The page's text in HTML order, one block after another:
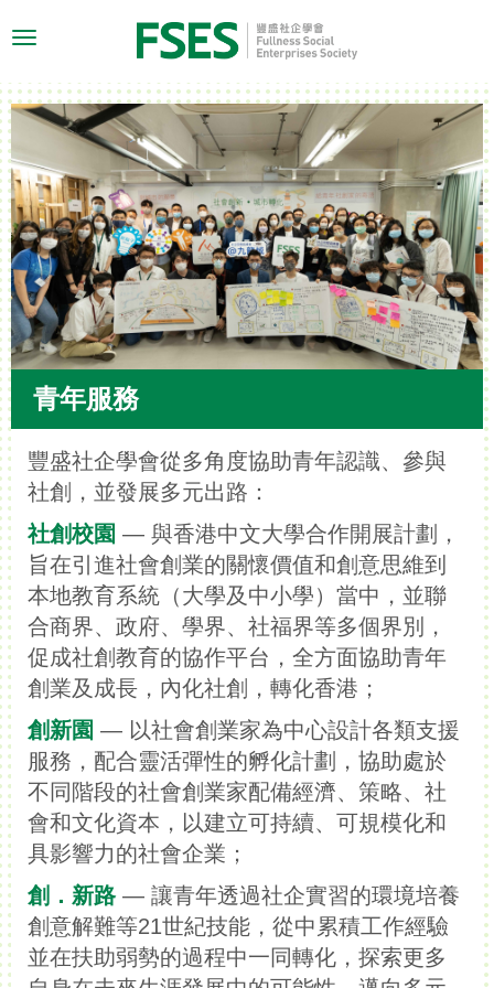
Toggle
青年服務
豐盛社企學會從多角度協助青年認識、參與
社創，並發展多元出路：
社創校園 — 與香港中文大學合作開展計劃，
旨在引進社會創業的關懷價值和創意思維到
本地教育系統（大學及中小學）當中，並聯
合商界、政府、學界、社福界等多個界別，
促成社創教育的協作平台，全方面協助青年
創業及成長，內化社創，轉化香港；
創新園 — 以社會創業家為中心設計各類支援
服務，配合靈活彈性的孵化計劃，協助處於
不同階段的社會創業家配備經濟、策略、社
會和文化資本，以建立可持續、可規模化和
具影響力的社會企業；
創．新路— 讓青年透過社企實習的環境培養
創意解難等21世紀技能，從中累積工作經驗
並在扶助弱勢的過程中一同轉化，探索更多